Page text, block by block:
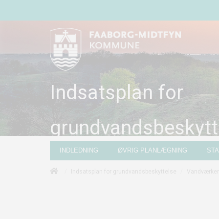
Indsatsplan for
INDLEDNING ØVRIG PLANLÆGNING